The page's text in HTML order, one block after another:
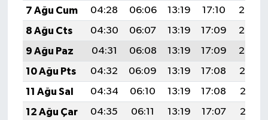
7 Ağu Cum
04:28 06:06 13:19 17:10
20:23
8 Ağu Cts
04:30 06:07 13:19 17:09
20:22
9 Ağu Paz
04:31 06:08 13:19 17:09
20:20
10 Ağu Pts
04:32 06:09 13:19 17:08
20:19
11 Ağu Sal
04:34 06:10 13:19 17:08
20:18
12 Ağu Çar
04:35 06:11 13:19 17:07
20:17